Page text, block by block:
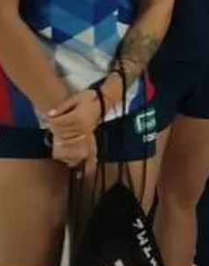
для слабовидящих